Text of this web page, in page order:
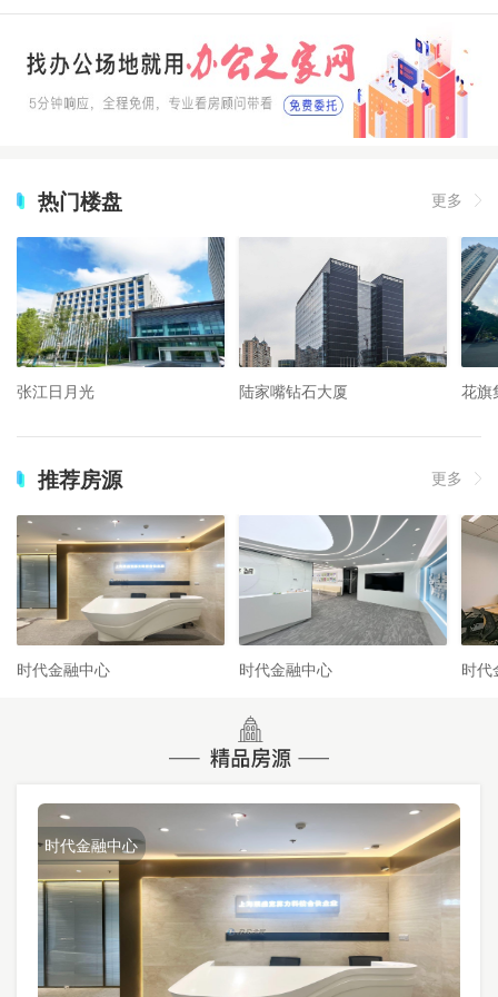
热门楼盘 更多
张江日月光 陆家嘴钻石大厦 花旗
推荐房源 更多
时代金融中心 时代金融中心 时代
时代金融中心